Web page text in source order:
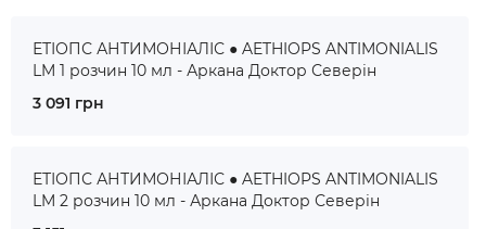
ЕТІОПС АНТИМОНІАЛІС ● AETHIOPS ANTIMONIALIS
LM 1 розчин 10 мл - Аркана Доктор Северін
3 091 грн
ЕТІОПС АНТИМОНІАЛІС ● AETHIOPS ANTIMONIALIS
LM 2 розчин 10 мл - Аркана Доктор Северін